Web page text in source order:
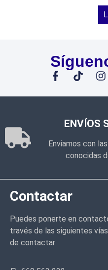
ENVÍOS
Enviamos con
conocidas
Contactar
Puedes ponerte en
través de las siguientes
de contactar